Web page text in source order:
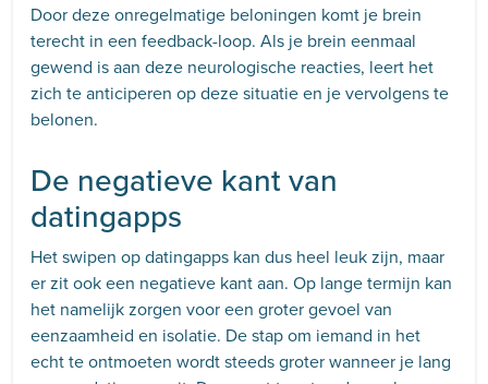
Door deze onregelmatige beloningen komt je brein
terecht in een feedback-loop. Als je brein eenmaal
gewend is aan deze neurologische reacties, leert het
zich te anticiperen op deze situatie en je vervolgens te
belonen.
De negatieve kant van
datingapps
Het swipen op datingapps kan dus heel leuk zijn, maar
er zit ook een negatieve kant aan. Op lange termijn kan
het namelijk zorgen voor een groter gevoel van
eenzaamheid en isolatie. De stap om iemand in het
echt te ontmoeten wordt steeds groter wanneer je lang